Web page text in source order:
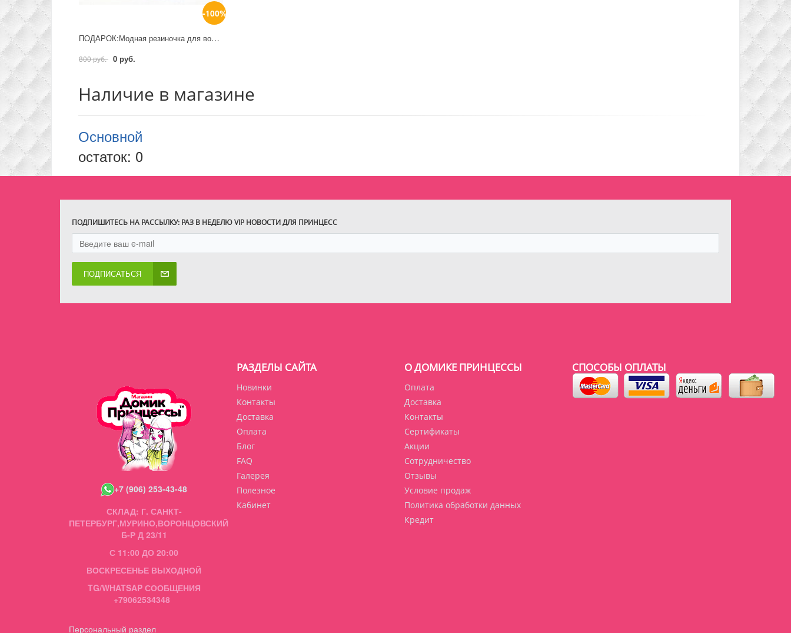
-100%
ПОДАРОК:Модная резиночка для волос при покупке от 800 руб
800 руб. 0 руб.
Наличие в магазине
Основной
остаток: 0
ПОДПИШИТЕСЬ НА РАССЫЛКУ: РАЗ В НЕДЕЛЮ VIP НОВОСТИ ДЛЯ ПРИНЦЕСС
ПОДПИСАТЬСЯ
О ДОМИКЕ ПРИНЦЕССЫ
Оплата
Доставка
Контакты
Сертификаты
Акции
Сотрудничество
Отзывы
Условие продаж
Политика обработки данных
Кредит
РАЗДЕЛЫ САЙТА
Новинки
Контакты
Доставка
Оплата
Блог
FAQ
Галерея
Полезное
Кабинет
СПОСОБЫ ОПЛАТЫ
+7 (906) 253-43-48
СКЛАД: Г. САНКТ-
ПЕТЕРБУРГ,МУРИНО,ВОРОНЦОВСКИЙ
Б-Р Д 23/11
С 11:00 ДО 20:00
ВОСКРЕСЕНЬЕ ВЫХОДНОЙ
TG/WHATSAP СООБЩЕНИЯ
+79062534348
Персональный раздел